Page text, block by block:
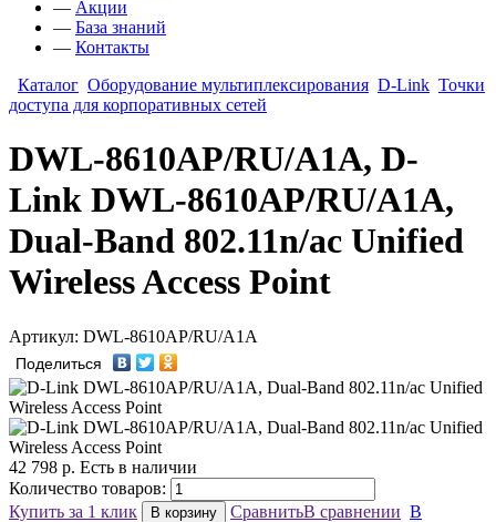
— Акции
— База знаний
— Контакты
Каталог Оборудование мультиплексирования D-Link Точки
доступа для корпоративных сетей
DWL-8610AP/RU/A1A, D-
Link DWL-8610AP/RU/A1A,
Dual-Band 802.11n/ac Unified
Wireless Access Point
Артикул: DWL-8610AP/RU/A1A
Поделиться
42 798 р. Есть в наличии
Количество товаров:
Купить за 1 клик
В корзину СравнитьВ сравнении В